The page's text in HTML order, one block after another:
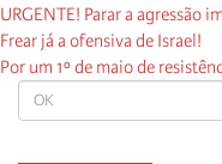
OK
URGENTE! Parar a agressão
Frear já a ofensiva de Israel!
Por um 1º de maio de